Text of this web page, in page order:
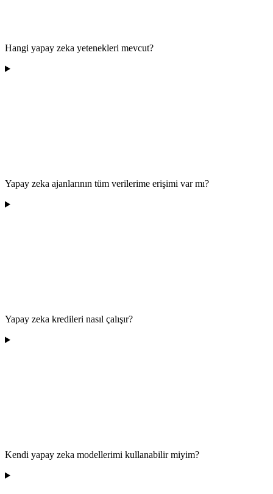
Hangi yapay zeka yetenekleri mevcut?
Yapay zeka ajanlarının tüm verilerime erişimi var mı?
Yapay zeka kredileri nasıl çalışır?
Kendi yapay zeka modellerimi kullanabilir miyim?